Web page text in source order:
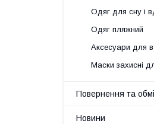
Одяг для сну і
Одяг пляжний
Аксесуари для
Маски захисні
Повернення та
Новини